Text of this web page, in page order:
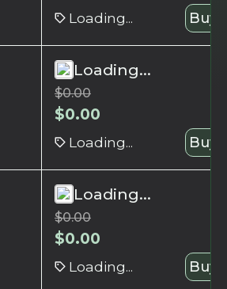
Loading... Buy
Loading...
$0.00
$0.00
Loading... Buy
Loading...
$0.00
$0.00
Loading... Buy